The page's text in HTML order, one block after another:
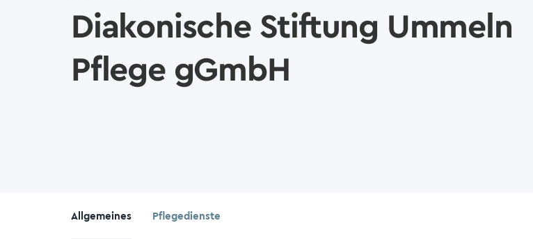
Diakonische Stiftung Ummeln
Pflege gGmbH
Allgemeines Pflegedienste